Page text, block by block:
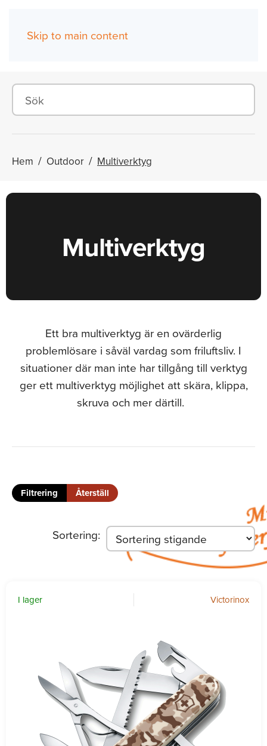
Skip to main content
Hem Outdoor Multiverktyg
Multiverktyg
Ett bra multiverktyg är en ovärderlig
problemlösare i såväl vardag som friluftsliv. I
situationer där man inte har tillgång till verktyg
ger ett multiverktyg möjlighet att skära, klippa,
skruva och mer därtill.
Filtrering Återställ
Sortering:
I lager Victorinox